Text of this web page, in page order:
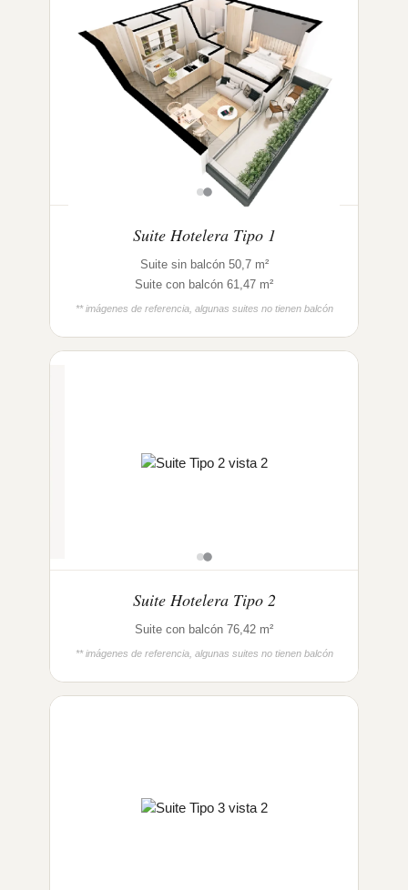
Suite Hotelera Tipo 1
Suite sin balcón 50,7 m²
Suite con balcón 61,47 m²
** imágenes de referencia, algunas suites no tienen balcón
Suite Hotelera Tipo 2
Suite con balcón 76,42 m²
** imágenes de referencia, algunas suites no tienen balcón